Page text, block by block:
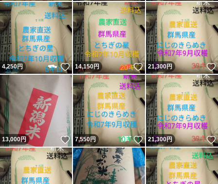
4,250円 いいね！
14,150円 いいね！
21,300円
13,000円 いいね！
7,550円 いいね！
21,300円